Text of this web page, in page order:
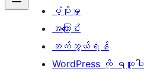
ပံ့ပိုးမှု
အကြောင်း
ဆက်သွယ်ရန်
WordPress ကို ရယူပါ